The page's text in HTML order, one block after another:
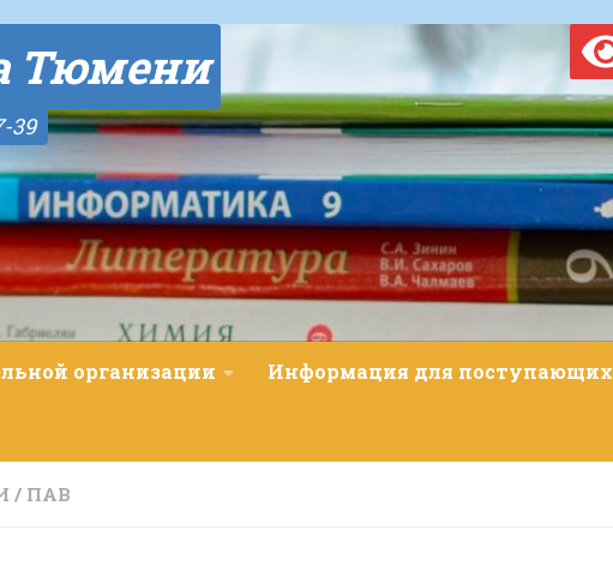
Тюмени
39
организации Информация для поступающих
/ ПАВ